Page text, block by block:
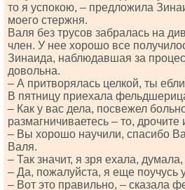
то я успокою, – предложила
моего стержня.
Валя без трусов забралась на
член. У нее хорошо все
Зинаида, наблюдавшая за
довольна.
– А притворялась целкой, ты
В пятницу приехала
– Как у вас дела, посвежел
размагничиваетесь – то,
– Вы хорошо научили, спасибо
Валя.
– Так значит, я зря ехала, думала,
– Да, пожалуйста, я еще поучусь
– Вот это правильно, – сказала